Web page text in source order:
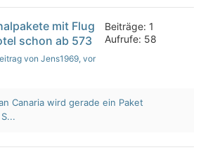
mit Flug
schon ab 573
von Jens1969, vor
Beiträge: 1
Aufrufe: 58
Canaria wird gerade ein Paket